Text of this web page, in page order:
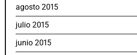
agosto 2015
julio 2015
junio 2015